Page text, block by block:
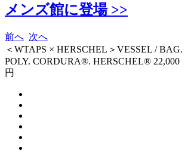
メンズ館に登場 >>
前へ 次へ
＜WTAPS × HERSCHEL＞VESSEL / BAG.
POLY. CORDURA®. HERSCHEL® 22,000
円